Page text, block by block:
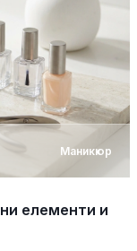
Маникюр
елементи и